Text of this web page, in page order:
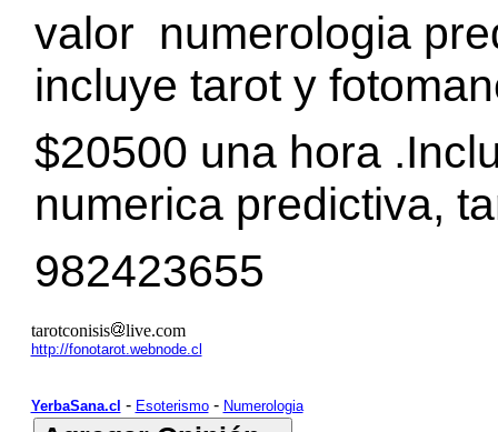
valor numerologia
incluye tarot y
$20500 una hora
numerica predictiva,
982423655
tarotconisis live.com
http://fonotarot.webnode.cl
YerbaSana.cl - Esoterismo- Numerologia